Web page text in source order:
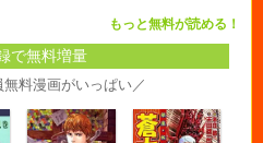
もっと無料が読める！
で無料増量
料漫画がいっぱい／